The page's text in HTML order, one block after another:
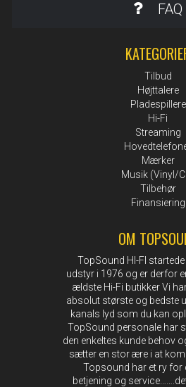
FAQ
Tilbud
Højttalere
Pladespillere
Hi-Fi
Streaming
Mærker
Musik (Vinyl/
Tilbehør
Finansiering
OM
TopSound HI-FI
udstyr i 1976 og er derfor
ældste Hi-Fi butikker Vi
absolut største og bedste
kanals lyd som du kan
TopSound personale har
den enkeltes kunde behov
sætter en stor ære i at
Topsound har et ry for
betjening og